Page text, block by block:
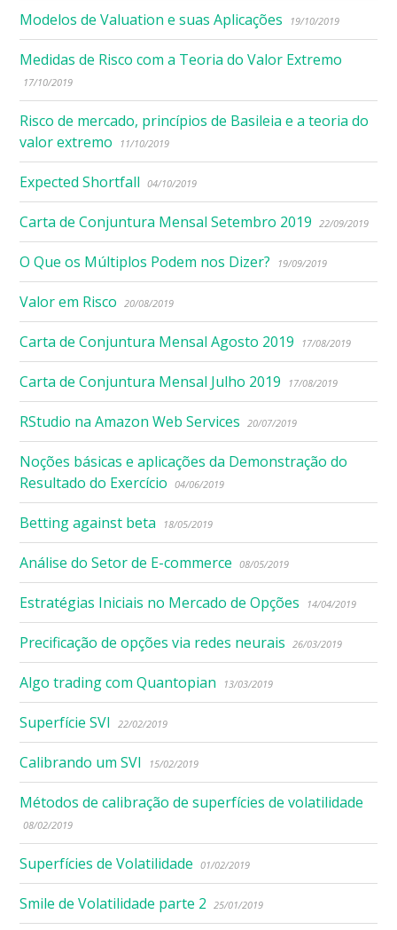
Modelos de Valuation e suas Aplicações 19/10/2019
Medidas de Risco com a Teoria do Valor Extremo
17/10/2019
Risco de mercado, princípios de Basileia e a teoria do
valor extremo
11/10/2019
Expected Shortfall 04/10/2019
Carta de Conjuntura Mensal Setembro 2019 22/09/2019
O Que os Múltiplos Podem nos Dizer? 19/09/2019
Valor em Risco 20/08/2019
Carta de Conjuntura Mensal Agosto 2019 17/08/2019
Carta de Conjuntura Mensal Julho 2019 17/08/2019
RStudio na Amazon Web Services 20/07/2019
Noções básicas e aplicações da Demonstração do
Resultado do Exercício
04/06/2019
Betting against beta 18/05/2019
Análise do Setor de E-commerce 08/05/2019
Estratégias Iniciais no Mercado de Opções 14/04/2019
Precificação de opções via redes neurais 26/03/2019
Algo trading com Quantopian 13/03/2019
Superfície SVI 22/02/2019
Calibrando um SVI 15/02/2019
Métodos de calibração de superfícies de volatilidade
08/02/2019
Superfícies de Volatilidade 01/02/2019
Smile de Volatilidade parte 2 25/01/2019